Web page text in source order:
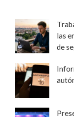
las
de